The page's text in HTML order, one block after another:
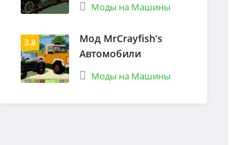
Моды на Машины
3.8
Мод MrCrayfish’s
Автомобили
Моды на Машины